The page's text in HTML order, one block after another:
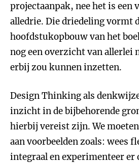
projectaanpak, nee het is een
alledrie. Die driedeling vormt
hoofdstukopbouw van het
nog een overzicht van allerlei
erbij zou kunnen inzetten.
Design Thinking als
inzicht in de bijbehorende
hierbij vereist zijn. We
aan voorbeelden zoals: wees
integraal en experimenteer er